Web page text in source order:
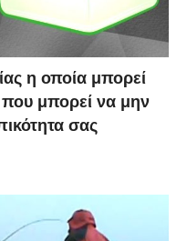
η οποία μπορεί
μπορεί να μην
σας